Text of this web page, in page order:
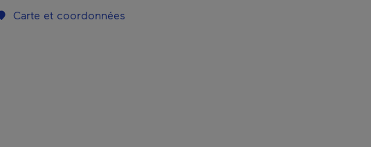
Carte et coordonnées